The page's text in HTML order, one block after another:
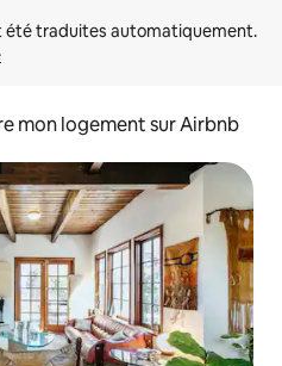
mon logement sur Airbnb